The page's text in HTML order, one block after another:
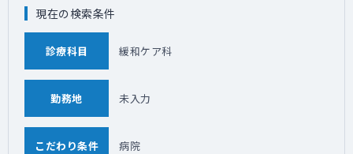
現在の検索条件
診療科目 緩和ケア科
勤務地 未入力
こだわり条件 病院